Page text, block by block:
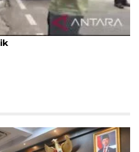
temui Megawati